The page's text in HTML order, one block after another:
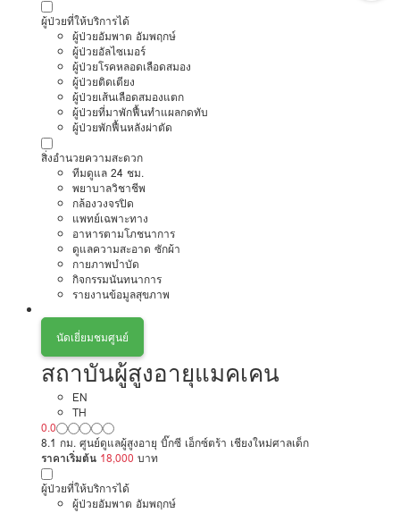
ผู้ป่วยที่ให้บริการได้
ผู้ป่วยอัมพาต อัมพฤกษ์
ผู้ป่วยอัลไซเมอร์
ผู้ป่วยโรคหลอดเลือดสมอง
ผู้ป่วยติดเตียง
ผู้ป่วยเส้นเลือดสมองแตก
ผู้ป่วยที่มาพักฟื้นทำแผลกดทับ
ผู้ป่วยพักฟื้นหลังผ่าตัด
สิ่งอำนวยความสะดวก
ทีมดูแล 24 ชม.
พยาบาลวิชาชีพ
กล้องวงจรปิด
แพทย์เฉพาะทาง
อาหารตามโภชนาการ
ดูแลความสะอาด ซักผ้า
กายภาพบำบัด
กิจกรรมนันทนาการ
รายงานข้อมูลสุขภาพ
นัดเยี่ยมชมศูนย์
สถาบันผู้สูงอายุแมคเคน
EN
TH
0.0
8.1 กม. ศูนย์ดูแลผู้สูงอายุ บิ๊กซี เอ็กซ์ตร้า เชียงใหม่ศาลเด็ก
ราคาเริ่มต้น 18,000 บาท
ผู้ป่วยที่ให้บริการได้
ผู้ป่วยอัมพาต อัมพฤกษ์